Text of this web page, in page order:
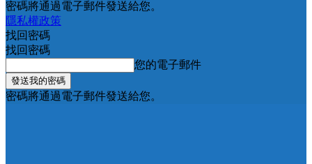
密碼將通過電子郵件發送給您。
隱私權政策
找回密碼
找回密碼
您的電子郵件
密碼將通過電子郵件發送給您。